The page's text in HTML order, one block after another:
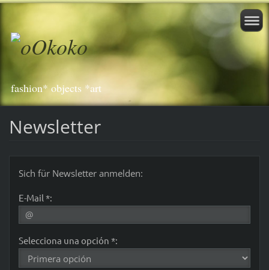
fashion* objects *art
Newsletter
Sich für Newsletter anmelden:
E-Mail *:
Selecciona una opción *: